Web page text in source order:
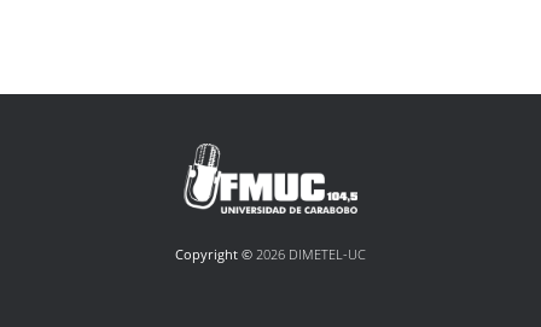
Copyright © 2026 DIMETEL-UC